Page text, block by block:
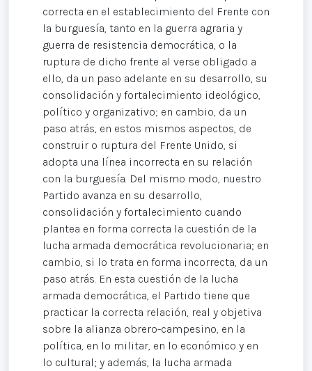
correcta en el establecimiento del Frente con
la burguesía, tanto en la guerra agraria y
guerra de resistencia democrática, o la
ruptura de dicho frente al verse obligado a
ello, da un paso adelante en su desarrollo, su
consolidación y fortalecimiento ideológico,
político y organizativo; en cambio, da un
paso atrás, en estos mismos aspectos, de
construir o ruptura del Frente Unido, si
adopta una línea incorrecta en su relación
con la burguesía. Del mismo modo, nuestro
Partido avanza en su desarrollo,
consolidación y fortalecimiento cuando
plantea en forma correcta la cuestión de la
lucha armada democrática revolucionaria; en
cambio, si lo trata en forma incorrecta, da un
paso atrás. En esta cuestión de la lucha
armada democrática, el Partido tiene que
practicar la correcta relación, real y objetiva
sobre la alianza obrero-campesino, en la
política, en lo militar, en lo económico y en
lo cultural; y además, la lucha armada